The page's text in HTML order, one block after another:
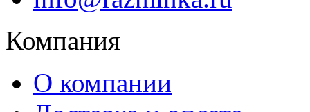
Компания
О компании